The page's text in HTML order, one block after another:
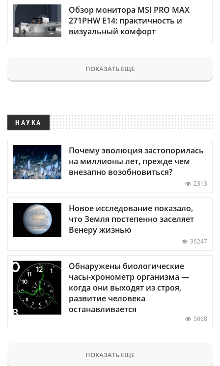
Обзор монитора MSI PRO MAX
271PHW E14: практичность и
визуальный комфорт
ПОКАЗАТЬ ЕЩЕ
НАУКА
Почему эволюция застопорилась
на миллионы лет, прежде чем
внезапно возобновиться?
2313
Новое исследование показало,
что Земля постепенно заселяет
Венеру жизнью
36247
Обнаружены биологические
часы-хронометр организма —
когда они выходят из строя,
развитие человека
останавливается
5068
ПОКАЗАТЬ ЕЩЕ